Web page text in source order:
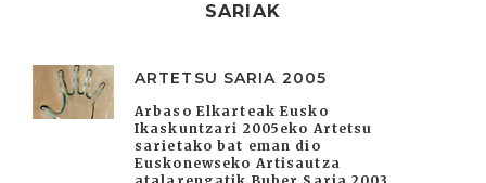
SARIAK
ARTETSU SARIA 2005
Arbaso Elkarteak Eusko
Ikaskuntzari 2005eko Artetsu
sarietako bat eman dio
Euskonewseko Artisautza